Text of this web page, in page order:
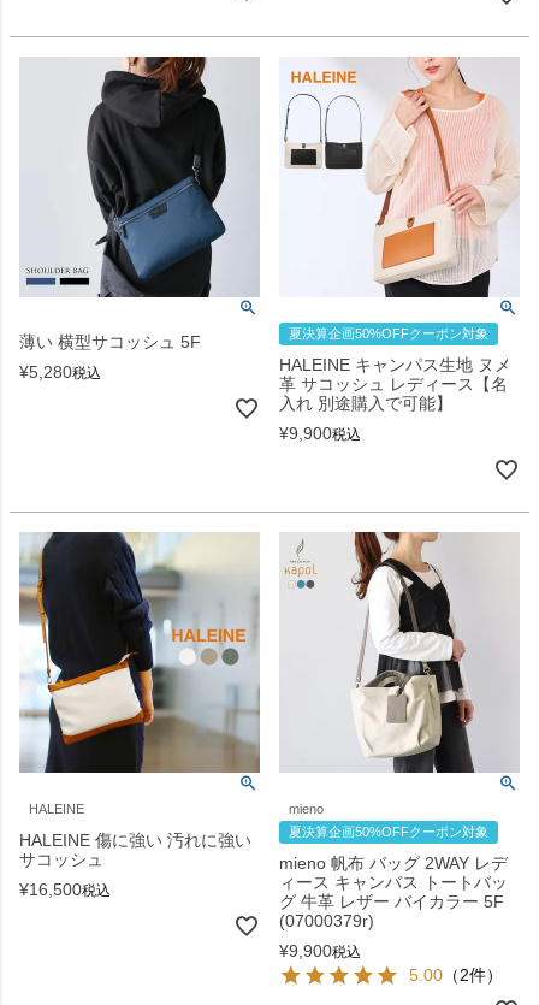
薄い 横型サコッシュ 5F
¥5,280税込
夏決算企画50%OFFクーポン対象
HALEINE キャンパス生地 ヌメ
革 サコッシュ レディース【名
入れ 別途購入で可能】
¥9,900税込
HALEINE
HALEINE 傷に強い 汚れに強い
サコッシュ
¥16,500税込
mieno
夏決算企画50%OFFクーポン対象
mieno 帆布 バッグ 2WAY レデ
ィース キャンバス トートバッ
グ 牛革 レザー バイカラー 5F
(07000379r)
¥9,900税込
5.00 （2件）